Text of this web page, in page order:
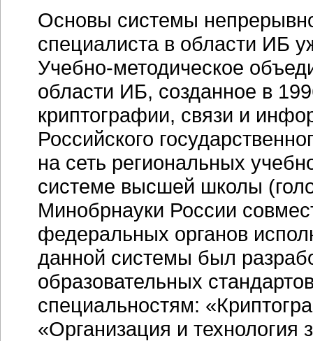
Основы системы
специалиста в области ИБ
Учебно-методическое
области ИБ, созданное в
криптографии, связи и
Российского
на сеть региональных
системе высшей школы
Минобрнауки России
федеральных органов
данной системы был
образовательных
специальностям:
«Организация и